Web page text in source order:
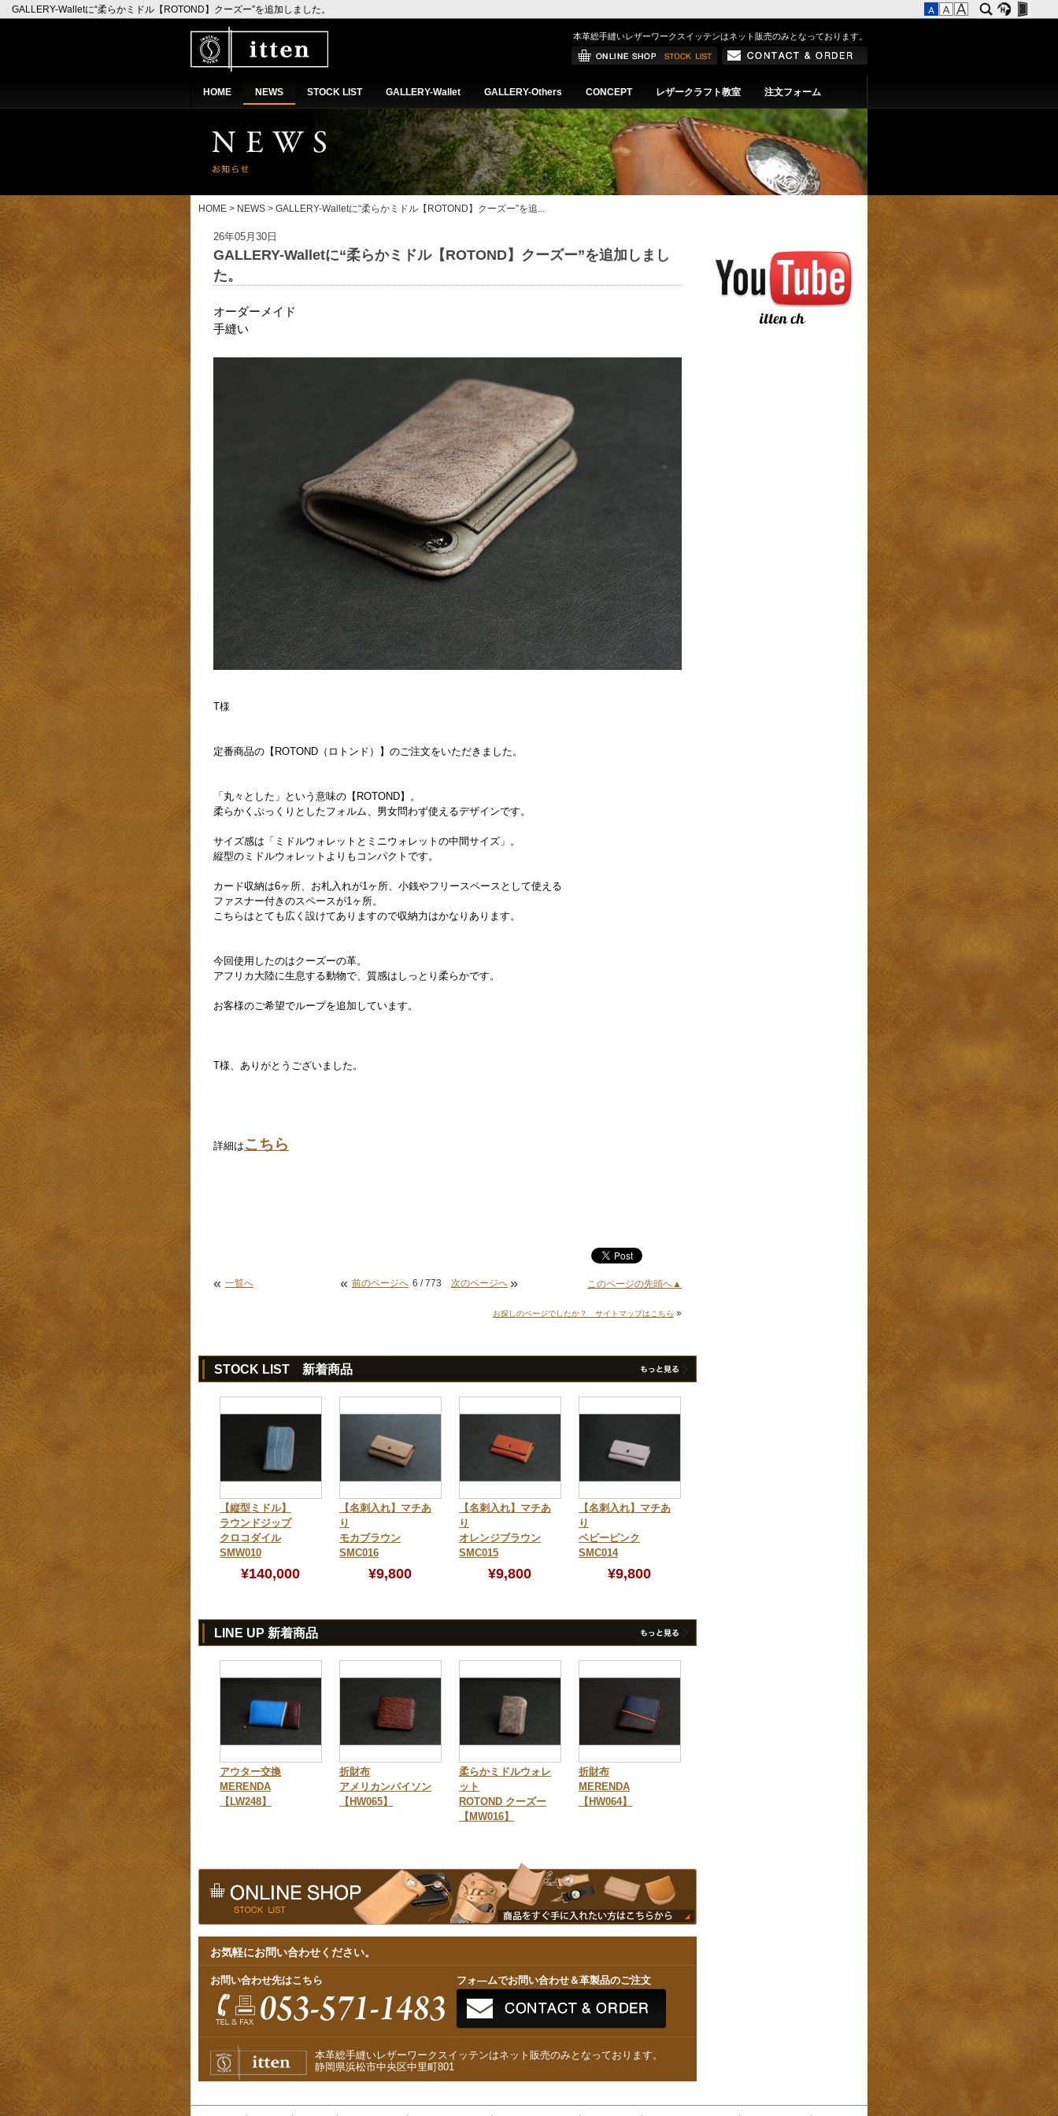
GALLERY-Walletに“柔らかミドル【ROTOND】クーズー”を追加しました。
本革総手縫いレザーワークスイッテンはネット販売のみとなっております。
HOME NEWS STOCK LIST GALLERY-Wallet GALLERY-Others CONCEPT レザークラフト教室 注文フォーム
HOME > NEWS > GALLERY-Walletに“柔らかミドル【ROTOND】クーズー”を追...
26年05月30日
GALLERY-Walletに“柔らかミドル【ROTOND】クーズー”を追加しまし
た。
オーダーメイド
手縫い
T様
定番商品の【ROTOND（ロトンド）】のご注文をいただきました。
「丸々とした」という意味の【ROTOND】。
柔らかくぷっくりとしたフォルム、男女問わず使えるデザインです。
サイズ感は「ミドルウォレットとミニウォレットの中間サイズ」。
縦型のミドルウォレットよりもコンパクトです。
カード収納は6ヶ所、お札入れが1ヶ所、小銭やフリースペースとして使える
ファスナー付きのスペースが1ヶ所。
こちらはとても広く設けてありますので収納力はかなりあります。
今回使用したのはクーズーの革。
アフリカ大陸に生息する動物で、質感はしっとり柔らかです。
お客様のご希望でループを追加しています。
T様、ありがとうございました。
詳細は こちら
« 一覧へ « 前のページへ 6 / 773 次のページへ » このページの先頭へ▲
お探しのページでしたか？ サイトマップはこちら »
STOCK LIST 新着商品
【縦型ミドル】
ラウンドジップ
クロコダイル
SMW010
¥140,000
【名刺入れ】マチあ
り
モカブラウン
SMC016
¥9,800
【名刺入れ】マチあ
り
オレンジブラウン
SMC015
¥9,800
【名刺入れ】マチあ
り
ベビーピンク
SMC014
¥9,800
LINE UP 新着商品
アウター交換
MERENDA
【LW248】
折財布
アメリカンバイソン
【HW065】
柔らかミドルウォレ
ット
ROTOND クーズー
【MW016】
折財布
MERENDA
【HW064】
お気軽にお問い合わせください。
お問い合わせ先はこちら フォ—ムでお問い合わせ＆革製品のご注文
本革総手縫いレザーワークスイッテンはネット販売のみとなっております。
静岡県浜松市中央区中里町801